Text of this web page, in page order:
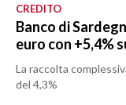
CREDITO
Banco di
euro con +5,4%
La raccolta
del 4,3%